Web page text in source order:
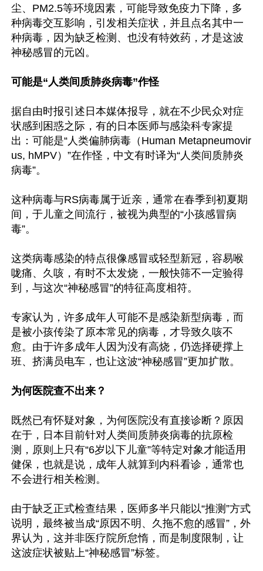
尘、PM2.5等环境因素，可能导致免疫力下降，多
种病毒交互影响，引发相关症状，并且点名其中一
种病毒，因为缺乏检测、也没有特效药，才是这波
神秘感冒的元凶。
可能是“人类间质肺炎病毒”作怪
据自由时报引述日本媒体报导，就在不少民众对症
状感到困惑之际，有的日本医师与感染科专家提
出：可能是“人类偏肺病毒（Human Metapneumovir
us, hMPV）”在作怪，中文有时译为“人类间质肺炎
病毒”。
这种病毒与RS病毒属于近亲，通常在春季到初夏期
间，于儿童之间流行，被视为典型的“小孩感冒病
毒”。
这类病毒感染的特点很像感冒或轻型新冠，容易喉
咙痛、久咳，有时不太发烧，一般快筛不一定验得
到，与这次“神秘感冒”的特征高度相符。
专家认为，许多成年人可能不是感染新型病毒，而
是被小孩传染了原本常见的病毒，才导致久咳不
愈。由于许多成年人因为没有高烧，仍选择硬撑上
班、挤满员电车，也让这波“神秘感冒”更加扩散。
为何医院查不出来？
既然已有怀疑对象，为何医院没有直接诊断？原因
在于，日本目前针对人类间质肺炎病毒的抗原检
测，原则上只有“6岁以下儿童”等特定对象才能适用
健保，也就是说，成年人就算到内科看诊，通常也
不会进行相关检测。
由于缺乏正式检查结果，医师多半只能以“推测”方式
说明，最终被当成“原因不明、久拖不愈的感冒”，外
界认为，这并非医疗院所怠惰，而是制度限制，让
这波症状被贴上“神秘感冒”标签。